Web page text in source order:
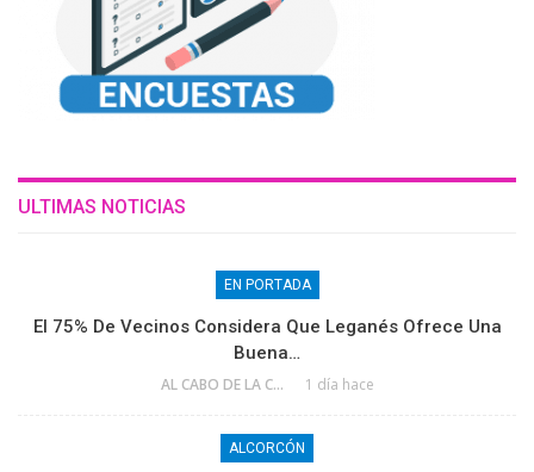
ULTIMAS NOTICIAS
EN PORTADA
El 75% De Vecinos Considera Que Leganés Ofrece Una
Buena…
AL CABO DE LA CALLE 1 día hace
ALCORCÓN